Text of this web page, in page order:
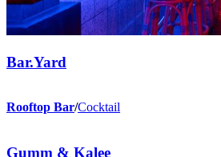
Bar.Yard
Rooftop Bar/Cocktail
Gumm & Kalee